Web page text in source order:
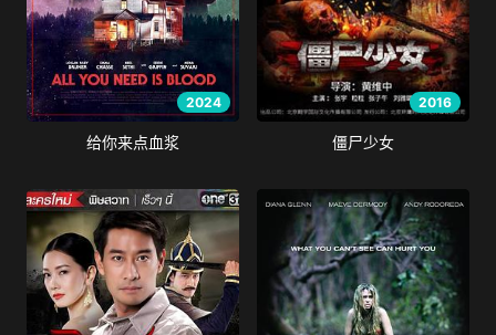
2024
给你来点血浆
2016
僵尸少女